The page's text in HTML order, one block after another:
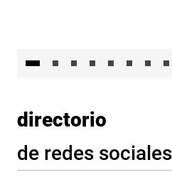
directorio
de redes sociales